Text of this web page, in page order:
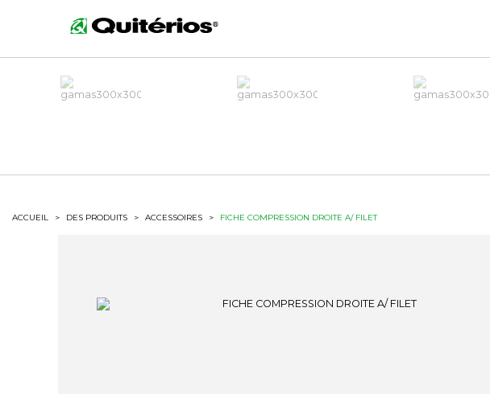
ACCUEIL > DES PRODUITS > ACCESSOIRES > FICHE COMPRESSION DROITE A/ FILET